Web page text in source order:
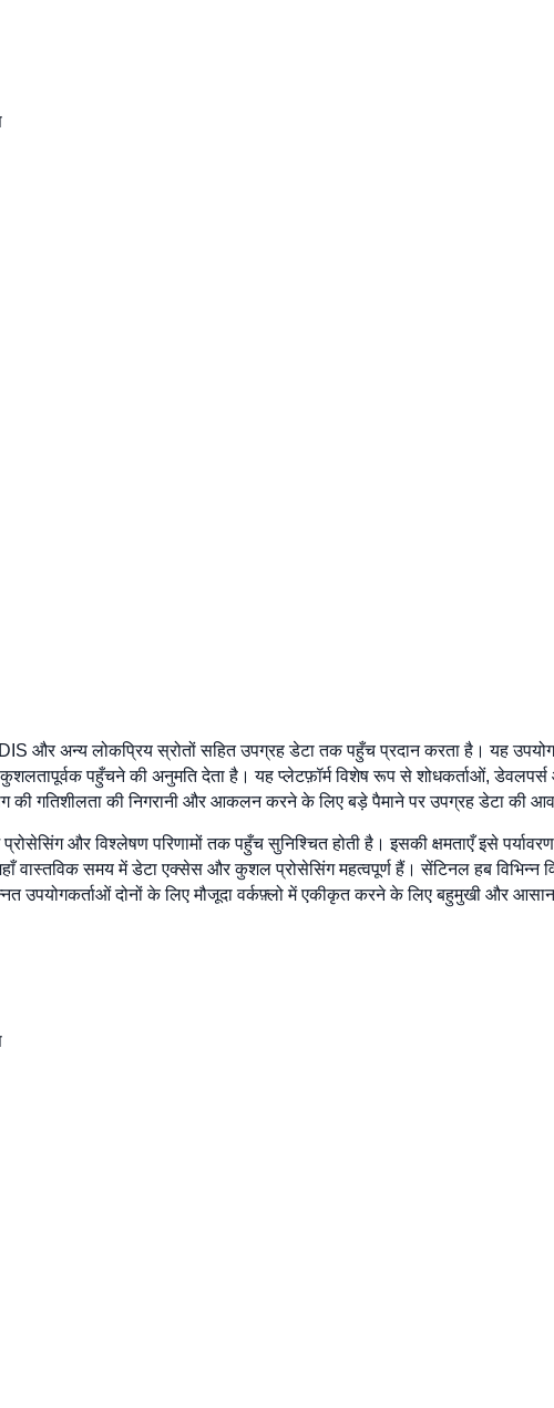
और अन्य लोकप्रिय स्रोतों सहित उपग्रह डेटा तक पहुँच प्रदान करता है। यह
पहुँचने की अनुमति देता है। यह प्लेटफ़ॉर्म विशेष रूप से शोधकर्ताओं,
की गतिशीलता की निगरानी और आकलन करने के लिए बड़े पैमाने पर उपग्रह डेटा की
और विश्लेषण परिणामों तक पहुँच सुनिश्चित होती है। इसकी क्षमताएँ इसे पर्यावरण
वास्तविक समय में डेटा एक्सेस और कुशल प्रोसेसिंग महत्वपूर्ण हैं। सेंटिनल हब विभिन्न
दोनों के लिए मौजूदा वर्कफ़्लो में एकीकृत करने के लिए बहुमुखी और आसान